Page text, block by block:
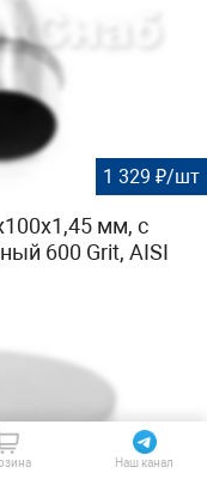
1 329 ₽/шт
мм, с
600 Grit, AISI
Наш канал